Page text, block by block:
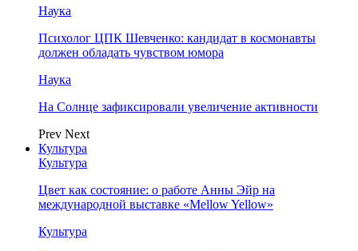
Наука
Психолог ЦПК Шевченко: кандидат в космонавты
должен обладать чувством юмора
Наука
На Солнце зафиксировали увеличение активности
Prev Next
Культура
Культура
Цвет как состояние: о работе Анны Эйр на
международной выставке «Mellow Yellow»
Культура